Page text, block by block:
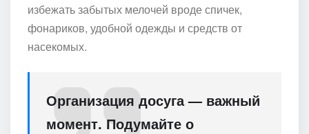
избежать забытых мелочей вроде спичек,
фонариков, удобной одежды и средств от
насекомых.
Организация досуга — важный
момент. Подумайте о